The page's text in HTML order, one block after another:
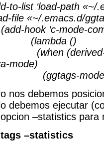
to-list ‘load-path «~/
file «~/.emacs.d/
hook ‘c-mode-
()
(derived-
mode)
mode
nos debemos
debemos ejecutar
–statistics para
–statistics